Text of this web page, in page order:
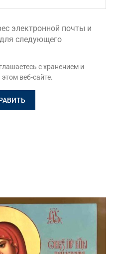
электронной почты и
следующего
с хранением и
веб-сайте.